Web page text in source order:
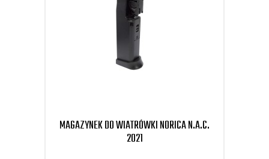
MAGAZYNEK DO WIATRÓWKI NORICA N.A.C.
2021